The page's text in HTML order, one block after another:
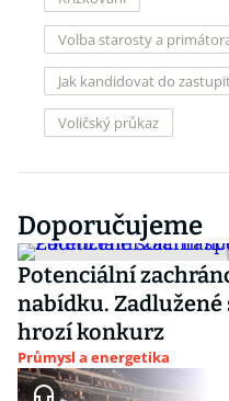
Volba starosty a
Jak kandidovat do
Voličský průkaz
Doporučujeme
Potenciální
nabídku.
hrozí konkurz
Průmysl a energetika